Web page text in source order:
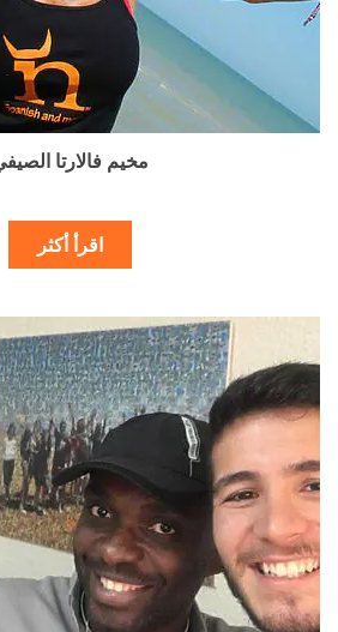
مخيم فالارتا الصيفي
اقرأ أكثر
نطاق
السعر:
من
⁦157,00 €⁩
خلال
العديد
من
الأشكال
لهذا
المنتج.
يمكن
اختيار
الخيارات
على